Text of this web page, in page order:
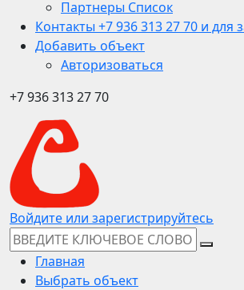
Партнеры Список
Контакты +7 936 313 27 70 и для
Добавить объект
Авторизоваться
+7 936 313 27 70
Войдите или зарегистрируйтесь
Главная
Выбрать объект